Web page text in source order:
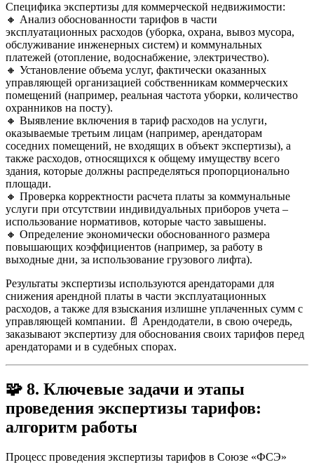
Специфика экспертизы для коммерческой недвижимости:
🔸 Анализ обоснованности тарифов в части
эксплуатационных расходов (уборка, охрана, вывоз мусора,
обслуживание инженерных систем) и коммунальных
платежей (отопление, водоснабжение, электричество).
🔸 Установление объема услуг, фактически оказанных
управляющей организацией собственникам коммерческих
помещений (например, реальная частота уборки, количество
охранников на посту).
🔸 Выявление включения в тариф расходов на услуги,
оказываемые третьим лицам (например, арендаторам
соседних помещений, не входящих в объект экспертизы), а
также расходов, относящихся к общему имуществу всего
здания, которые должны распределяться пропорционально
площади.
🔸 Проверка корректности расчета платы за коммунальные
услуги при отсутствии индивидуальных приборов учета –
использование нормативов, которые часто завышены.
🔸 Определение экономически обоснованного размера
повышающих коэффициентов (например, за работу в
выходные дни, за использование грузового лифта).
Результаты экспертизы используются арендаторами для
снижения арендной платы в части эксплуатационных
расходов, а также для взыскания излишне уплаченных сумм с
управляющей компании. 📄 Арендодатели, в свою очередь,
заказывают экспертизу для обоснования своих тарифов перед
арендаторами и в судебных спорах.
🧩 8. Ключевые задачи и этапы
проведения экспертизы тарифов:
алгоритм работы
Процесс проведения экспертизы тарифов в Союзе «ФСЭ»